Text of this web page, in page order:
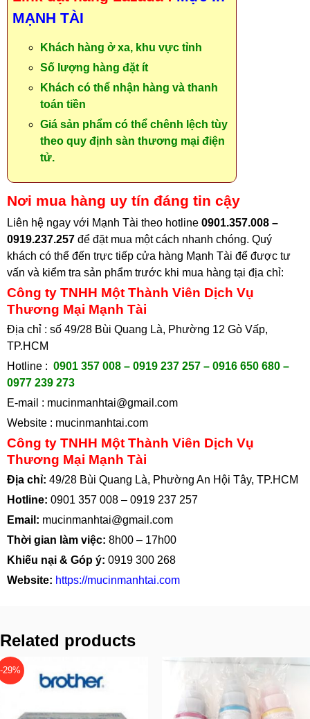
MẠNH TÀI
Khách hàng ở xa, khu vực tỉnh
Số lượng hàng đặt ít
Khách có thể nhận hàng và thanh
toán tiền
Giá sản phẩm có thể chênh lệch tùy
theo quy định sàn thương mại điện
tử.
Nơi mua hàng uy tín đáng tin cậy
Liên hệ ngay với Mạnh Tài theo hotline 0901.357.008 –
0919.237.257 để đặt mua một cách nhanh chóng. Quý
khách có thể đến trực tiếp cửa hàng Mạnh Tài để được tư
vấn và kiểm tra sản phẩm trước khi mua hàng tại địa chỉ:
Công ty TNHH Một Thành Viên Dịch Vụ
Thương Mại Mạnh Tài
Địa chỉ : số 49/28 Bùi Quang Là, Phường 12 Gò Vấp,
TP.HCM
Hotline : 0901 357 008 – 0919 237 257 – 0916 650 680 –
0977 239 273
E-mail : mucinmanhtai@gmail.com
Website : mucinmanhtai.com
Công ty TNHH Một Thành Viên Dịch Vụ
Thương Mại Mạnh Tài
Địa chỉ: 49/28 Bùi Quang Là, Phường An Hội Tây, TP.HCM
Hotline: 0901 357 008 – 0919 237 257
Email: mucinmanhtai@gmail.com
Thời gian làm việc: 8h00 – 17h00
Khiếu nại & Góp ý: 0919 300 268
Website: https://mucinmanhtai.com
Related products
-29%